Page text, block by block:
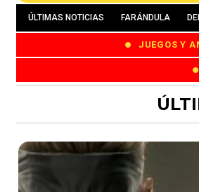
ÚLTIMAS NOTICIAS FARÁNDULA
JUEGOS Y